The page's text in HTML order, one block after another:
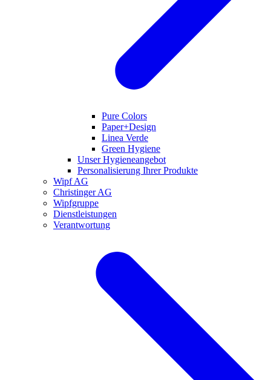
Pure Colors
Paper+Design
Linea Verde
Green Hygiene
Unser Hygieneangebot
Personalisierung Ihrer Produkte
Wipf AG
Christinger AG
Wipfgruppe
Dienstleistungen
Verantwortung